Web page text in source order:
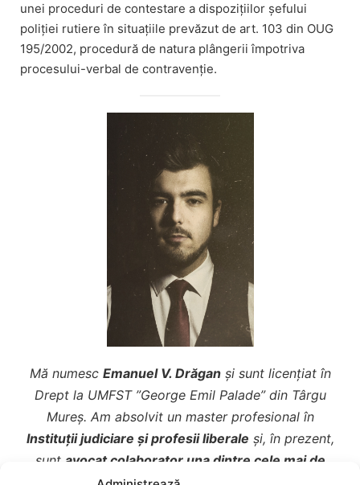
unei proceduri de contestare a dispozițiilor șefului
poliției rutiere în situațiile prevăzut de art. 103 din OUG
195/2002, procedură de natura plângerii împotriva
procesului-verbal de contravenție.
Mă numesc Emanuel V. Drăganși sunt licențiat în
Drept la UMFST ”George Emil Palade” din Târgu
Mureș. Am absolvit un master profesional în
Instituții judiciare și profesii liberale și, în prezent,
sunt avocat colaborator una dintre cele mai de